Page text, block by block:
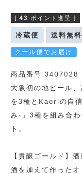
[ 43 ポイント進呈 ]
冷蔵便 送料無料
クール便でお届け
商品番号 3407028
大阪初の地ビール
を3種とKaoriの自
み-」3種を組み合
ト。
【貴醸ゴールド】
酒を加えて作ったオ